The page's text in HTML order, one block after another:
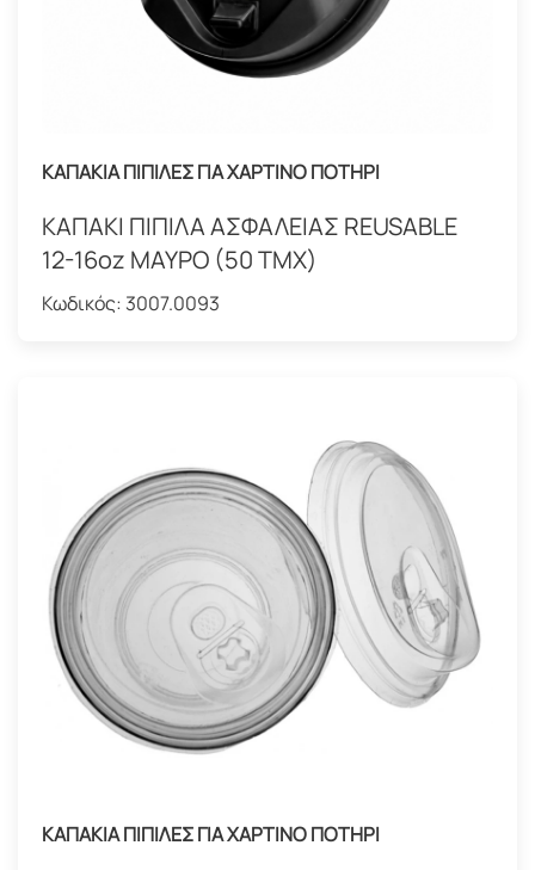
ΚΑΠΑΚΙΑ ΠΙΠΙΛΕΣ ΓΙΑ ΧΑΡΤΙΝΟ ΠΟΤΗΡΙ
ΚΑΠΑΚΙ ΠΙΠΙΛΑ ΑΣΦΑΛΕΙΑΣ REUSABLE
12-16oz ΜΑΥΡΟ (50 ΤΜΧ)
Κωδικός: 3007.0093
ΚΑΠΑΚΙΑ ΠΙΠΙΛΕΣ ΓΙΑ ΧΑΡΤΙΝΟ ΠΟΤΗΡΙ